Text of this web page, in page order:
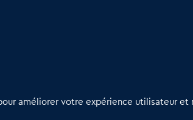
améliorer votre expérience utilisateur et